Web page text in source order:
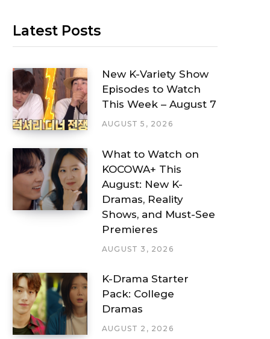
Latest Posts
New K-Variety Show
Episodes to Watch
This Week – August 7
AUGUST 5, 2026
What to Watch on
KOCOWA+ This
August: New K-
Dramas, Reality
Shows, and Must-See
Premieres
AUGUST 3, 2026
K-Drama Starter
Pack: College
Dramas
AUGUST 2, 2026